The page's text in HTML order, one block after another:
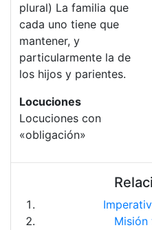
plural) La familia que
cada uno tiene que
mantener, y
particularmente la de
los hijos y parientes.
Locuciones
Locuciones con
«obligación»
Misión